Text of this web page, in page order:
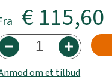
€ 115,60
om et tilbud